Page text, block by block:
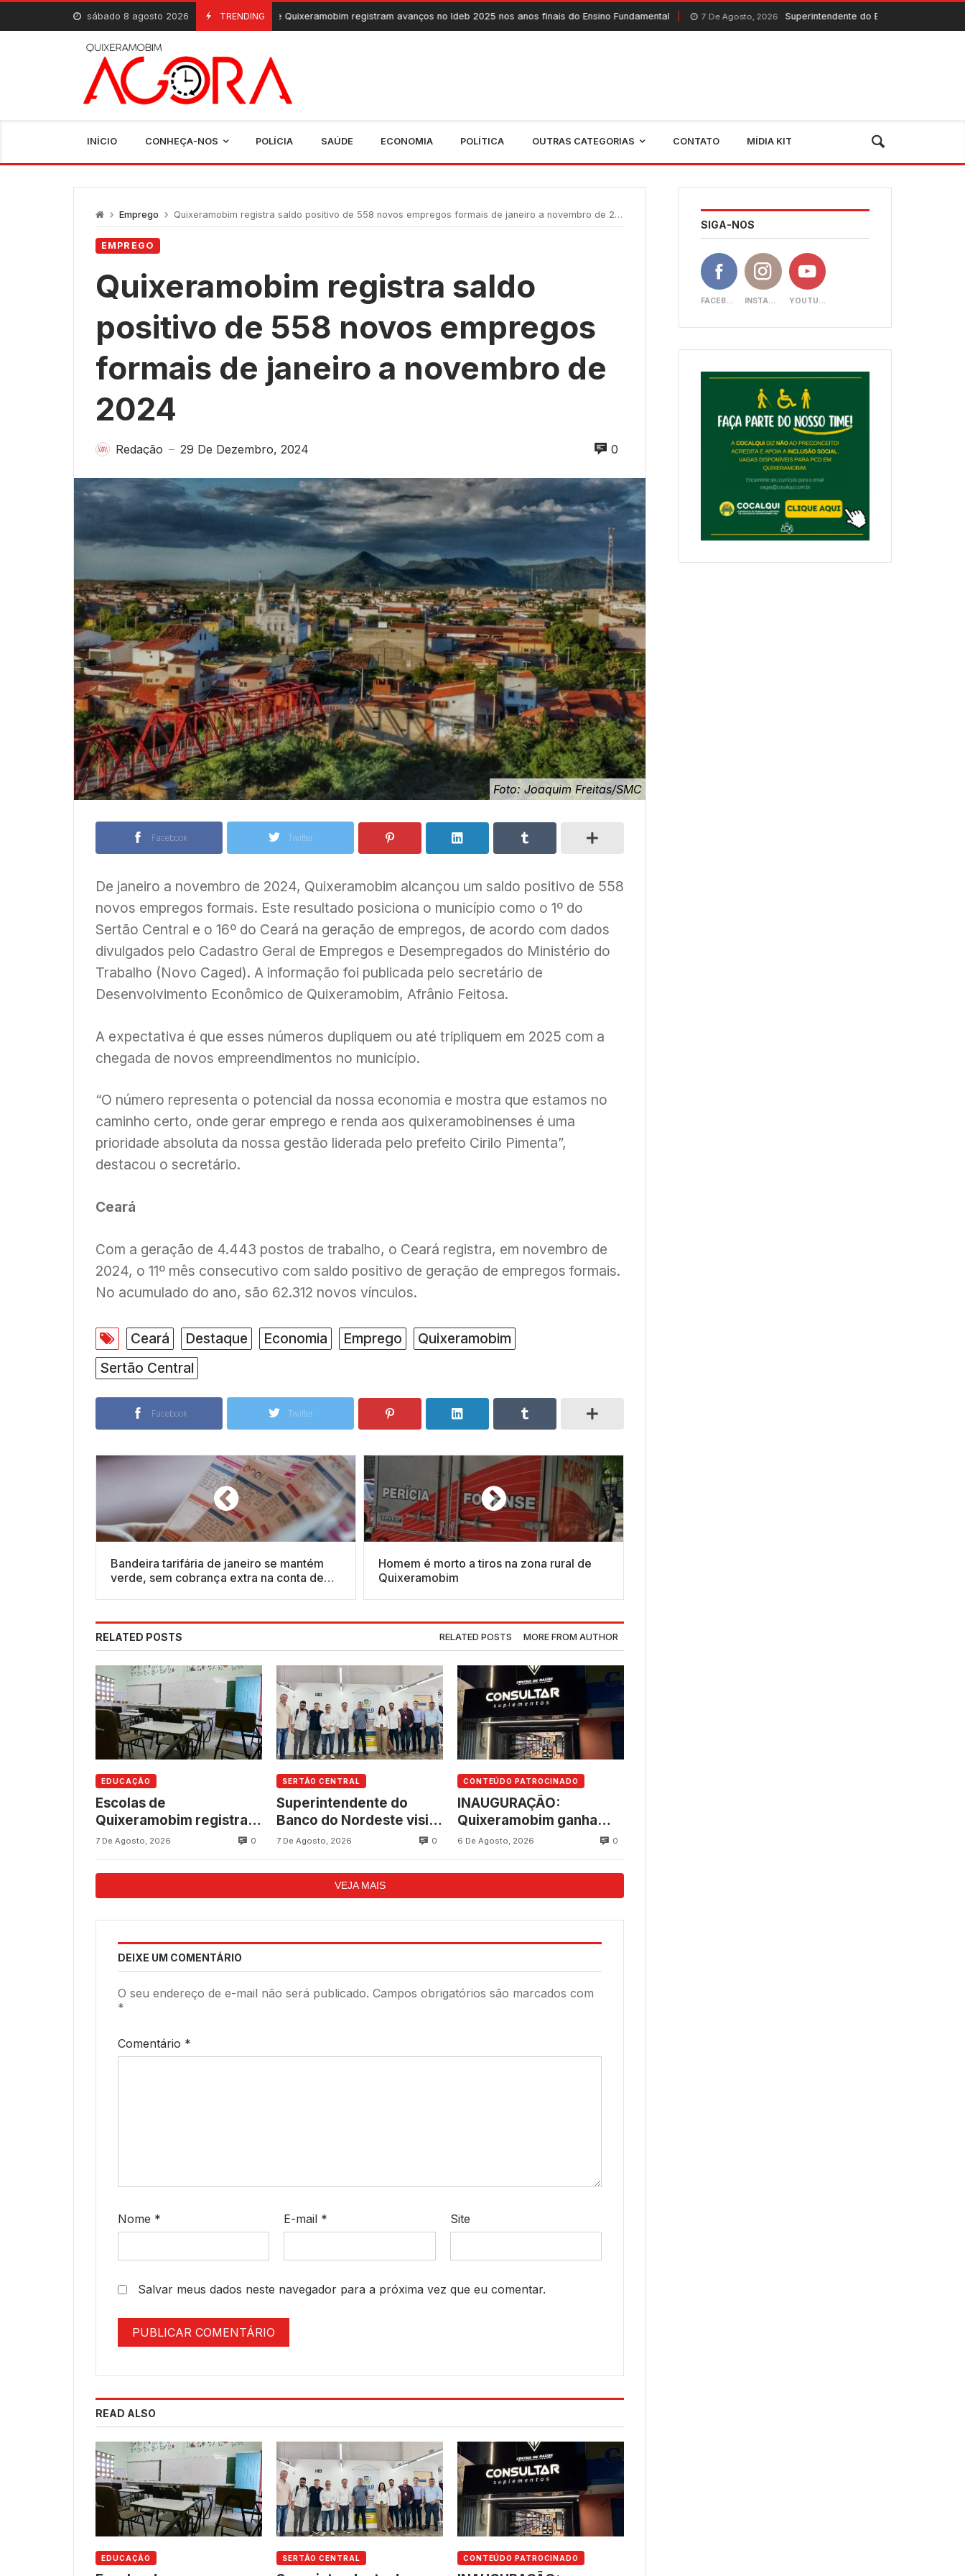
Skip
content
sábado 8 agosto 2026 TRENDING
7 De Agosto, 2026 Escolas de Quixeramobim registram avanços no Ideb 2025 nos anos finais do Ensino Fundamental 7 De Agosto, 2026 Superintendente do Banco do Nordeste visita
INÍCIO CONHEÇA-NOS POLÍCIA SAÚDE ECONOMIA POLÍTICA OUTRAS CATEGORIAS CONTATO MÍDIA KIT
Emprego Quixeramobim registra saldo positivo de 558 novos empregos formais de janeiro a novembro de 2024
EMPREGO
Quixeramobim registra saldo
positivo de 558 novos empregos
formais de janeiro a novembro de
2024
Redação — 29 De Dezembro, 2024 0
Foto: Joaquim Freitas/SMC
Facebook Twitter
De janeiro a novembro de 2024, Quixeramobim alcançou um saldo positivo de 558
novos empregos formais. Este resultado posiciona o município como o 1º do
Sertão Central e o 16º do Ceará na geração de empregos, de acordo com dados
divulgados pelo Cadastro Geral de Empregos e Desempregados do Ministério do
Trabalho (Novo Caged). A informação foi publicada pelo secretário de
Desenvolvimento Econômico de Quixeramobim, Afrânio Feitosa.
A expectativa é que esses números dupliquem ou até tripliquem em 2025 com a
chegada de novos empreendimentos no município.
“O número representa o potencial da nossa economia e mostra que estamos no
caminho certo, onde gerar emprego e renda aos quixeramobinenses é uma
prioridade absoluta da nossa gestão liderada pelo prefeito Cirilo Pimenta”,
destacou o secretário.
Ceará
Com a geração de 4.443 postos de trabalho, o Ceará registra, em novembro de
2024, o 11º mês consecutivo com saldo positivo de geração de empregos formais.
No acumulado do ano, são 62.312 novos vínculos.
Ceará Destaque Economia Emprego
Quixeramobim
Sertão Central
Facebook Twitter
Bandeira tarifária de janeiro se mantém
verde, sem cobrança extra na conta de
Homem é morto a tiros na zona rural de
Quixeramobim
RELATED POSTS RELATED POSTS MORE FROM AUTHOR
EDUCAÇÃO
Escolas de
Quixeramobim registram
avanços no Ideb 2025
Fundamental
7 De Agosto, 2026 0
SERTÃO CENTRAL
Superintendente do
Banco do Nordeste visita
Quixeramobim e
para avanço do futuro
shopping
7 De Agosto, 2026 0
CONTEÚDO PATROCINADO
INAUGURAÇÃO:
Quixeramobim ganha
novo empreendimento
Suplementos
6 De Agosto, 2026 0
VEJA MAIS
DEIXE UM COMENTÁRIO
O seu endereço de e-mail não será publicado. Campos obrigatórios são marcados com
*
Comentário *
Nome * E-mail * Site
Salvar meus dados neste navegador para a próxima vez que eu comentar.
READ ALSO
EDUCAÇÃO SERTÃO CENTRAL CONTEÚDO PATROCINADO
SIGA-NOS
FACEBOOK INSTAGRAM YOUTUBE